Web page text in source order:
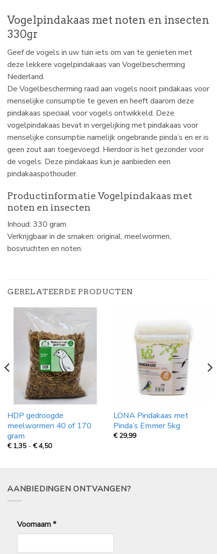
Vogelpindakaas met noten en insecten
330gr
Geef de vogels in uw tuin iets om van te genieten met
deze lekkere vogelpindakaas van Vogelbescherming
Nederland.
De Vogelbescherming raad aan vogels nooit pindakaas voor
menselijke consumptie te geven en heeft daarom deze
pindakaas speciaal voor vogels ontwikkeld. Deze
vogelpindakaas bevat in vergelijking met pindakaas voor
menselijke consumptie namelijk ongebrande pinda’s en er is
geen zout aan toegevoegd. Hierdoor is het gezonder voor
de vogels. Deze pindakaas kun je aanbieden een
pindakaaspothouder.
Productinformatie Vogelpindakaas met
noten en insecten
Inhoud: 330 gram
Verkrijgbaar in de smaken: original, meelwormen,
bosvruchten en noten.
GERELATEERDE PRODUCTEN
HDP gedroogde
meelwormen 40 of 170
gram
€ 1,35 - €4,50Prijsklasse:
€
LONA Pindakaas met
Pinda’s Emmer 5kg
€ 29,99
AANBIEDINGEN ONTVANGEN?
Voornaam*